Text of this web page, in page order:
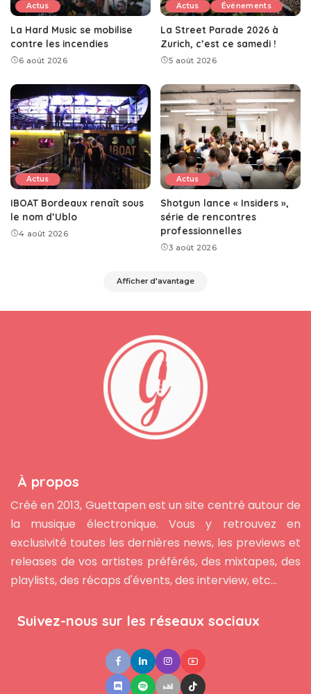
Actus
La Hard Music se mobilise
contre les incendies
6 août 2026
Actus Événements
La Street Parade 2026 à
Zurich, c’est ce samedi !
5 août 2026
Actus
IBOAT Bordeaux renaît sous
le nom d’Ublo
4 août 2026
Actus
Shotgun lance « Insiders »,
série de rencontres
professionnelles
3 août 2026
Afficher d'avantage
À propos
Créé en 2013, Guettapen est un site centré autour de
la musique électronique. Vous y retrouvez en
exclusivité toutes les dernières news, les previews et
releases de vos artistes préférés, des mixtapes, des
playlists, des récaps d'évents, des interview, etc...
Suivez-nous sur les réseaux sociaux